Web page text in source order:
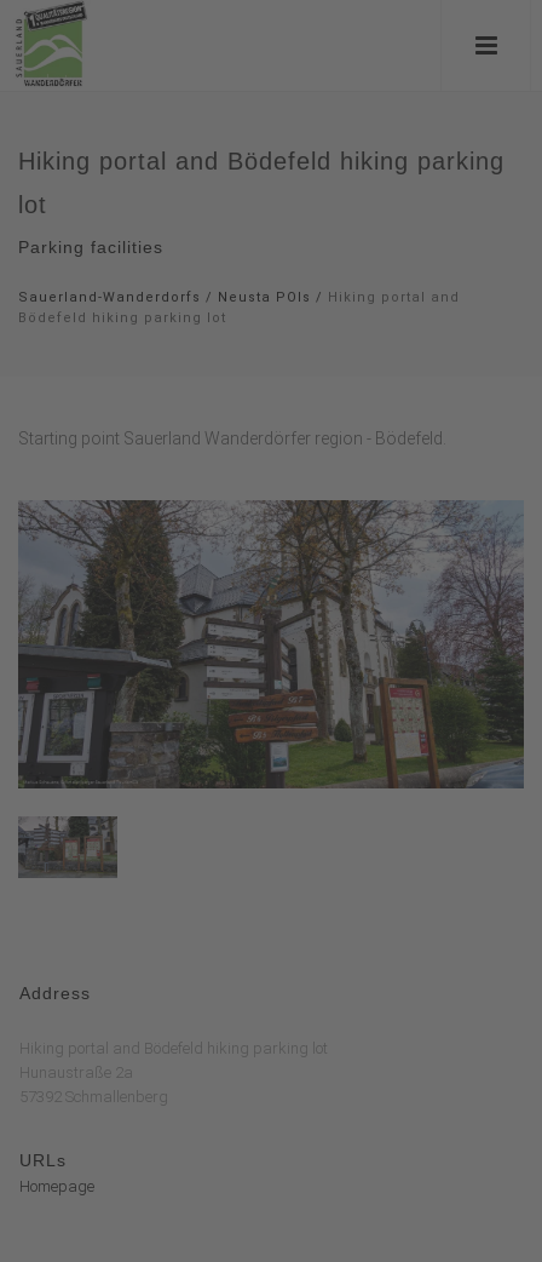
Hiking portal and Bödefeld hiking parking
lot
Parking facilities
Sauerland-Wanderdorfs / Neusta POIs / Hiking portal and
Bödefeld hiking parking lot
Starting point Sauerland Wanderdörfer region - Bödefeld.
Address
Hiking portal and Bödefeld hiking parking lot
Hunaustraße 2a
57392 Schmallenberg
URLs
Homepage